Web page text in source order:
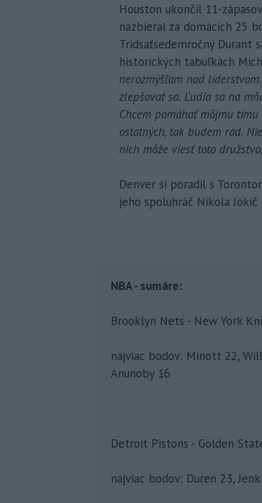
Houston ukončil 11-
nazbieral za domácich 25
Tridsaťsedemročný Durant
historických tabuľkách
nerozmýšľam nad
zlepšovať sa. Ľudia sa na
Chcem pomáhať môjmu
ostatných, tak budem rád.
nich môže viesť toto
Denver si poradil s
jeho spoluhráč Nikola
NBA - sumáre:
Brooklyn Nets - New York
najviac bodov: Minott 22,
Anunoby 16
Detroit Pistons - Golden
najviac bodov: Duren 23,